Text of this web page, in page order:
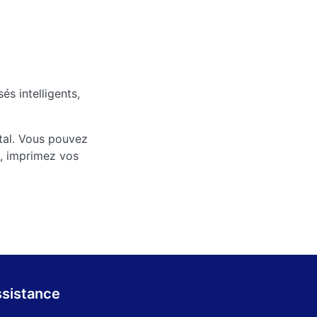
intelligents,
Vous pouvez
imprimez vos